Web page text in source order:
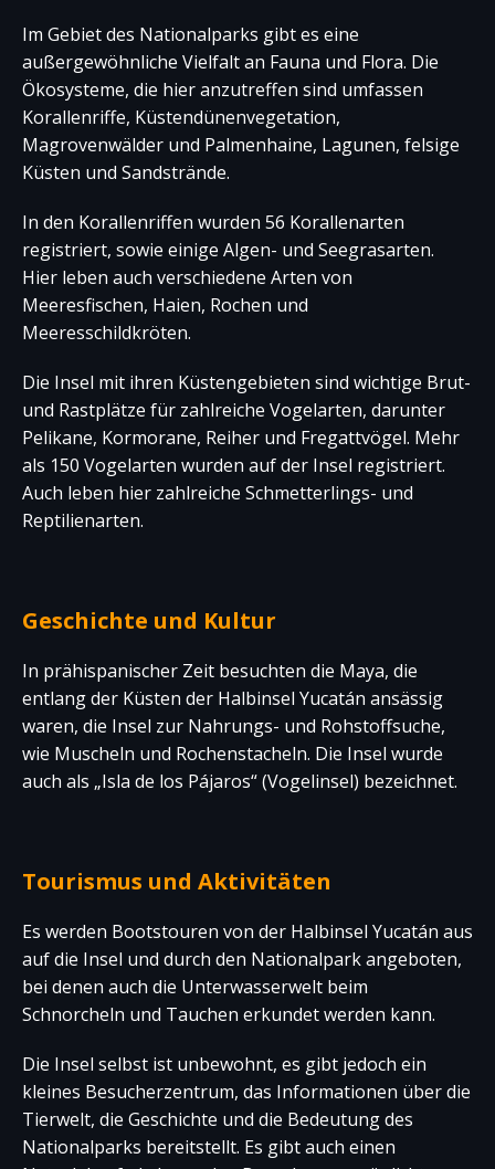
Im Gebiet des Nationalparks gibt es eine
außergewöhnliche Vielfalt an Fauna und Flora. Die
Ökosysteme, die hier anzutreffen sind umfassen
Korallenriffe, Küstendünenvegetation,
Magrovenwälder und Palmenhaine, Lagunen, felsige
Küsten und Sandstrände.
In den Korallenriffen wurden 56 Korallenarten
registriert, sowie einige Algen- und Seegrasarten.
Hier leben auch verschiedene Arten von
Meeresfischen, Haien, Rochen und
Meeresschildkröten.
Die Insel mit ihren Küstengebieten sind wichtige Brut-
und Rastplätze für zahlreiche Vogelarten, darunter
Pelikane, Kormorane, Reiher und Fregattvögel. Mehr
als 150 Vogelarten wurden auf der Insel registriert.
Auch leben hier zahlreiche Schmetterlings- und
Reptilienarten.
Geschichte und Kultur
In prähispanischer Zeit besuchten die Maya, die
entlang der Küsten der Halbinsel Yucatán ansässig
waren, die Insel zur Nahrungs- und Rohstoffsuche,
wie Muscheln und Rochenstacheln. Die Insel wurde
auch als „Isla de los Pájaros“ (Vogelinsel) bezeichnet.
Tourismus und Aktivitäten
Es werden Bootstouren von der Halbinsel Yucatán aus
auf die Insel und durch den Nationalpark angeboten,
bei denen auch die Unterwasserwelt beim
Schnorcheln und Tauchen erkundet werden kann.
Die Insel selbst ist unbewohnt, es gibt jedoch ein
kleines Besucherzentrum, das Informationen über die
Tierwelt, die Geschichte und die Bedeutung des
Nationalparks bereitstellt. Es gibt auch einen